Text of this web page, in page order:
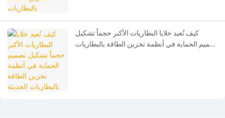
كيف تُعيد خلايا البطاريات الأكبر حجماً تشكيل
تصميم الحماية في أنظمة تخزين الطاقة بالبطاريات